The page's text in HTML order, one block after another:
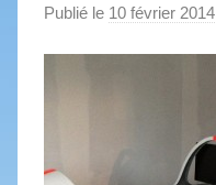
Publié le 10 février 2014